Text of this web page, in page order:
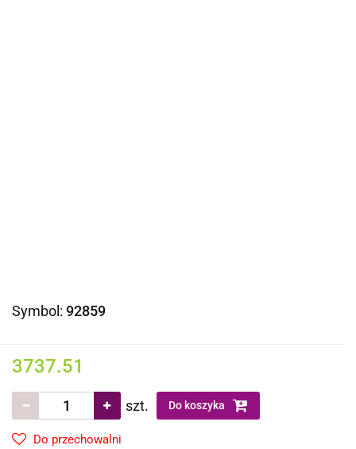
Symbol: 92859
3737.51
szt. Do koszyka
Do przechowalni